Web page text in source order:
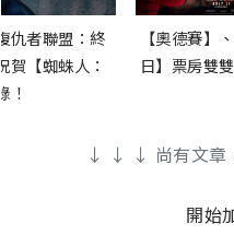
仇者聯盟：終
賀【蜘蛛人：
！
【奧德賽】
日】票房雙
↓ ↓ ↓ 尚有文章
開始